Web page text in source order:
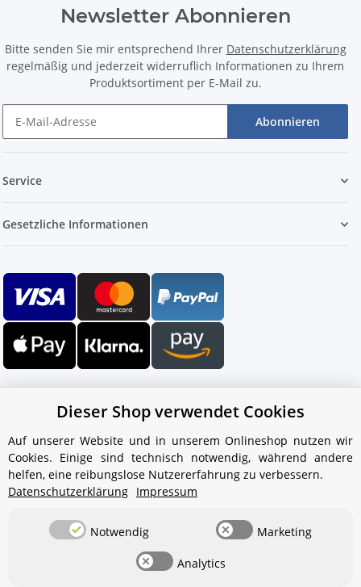
Newsletter Abonnieren
Bitte senden Sie mir entsprechend Ihrer Datenschutzerklärung
regelmäßig und jederzeit widerruflich Informationen zu Ihrem
Produktsortiment per E-Mail zu.
Abonnieren
Service
Gesetzliche Informationen
Ihr WhatsApp-Kontakt zum
Service Team
von Aquintos-Wasseraufbereitung
Hallo und herzlich willkommen
Dieser Shop verwendet Cookies
Auf unserer Website und in unserem Onlineshop nutzen wir
Cookies. Einige sind technisch notwendig, während andere
helfen, eine reibungslose Nutzererfahrung zu verbessern.
Datenschutzerklärung Impressum
Notwendig Marketing
Analytics